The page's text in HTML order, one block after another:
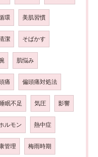
環 美肌習慣
潔 そばかす
肌悩み
痛 偏頭痛対処法
眠不足 気圧 影響
ルモン 熱中症
管理 梅雨時期